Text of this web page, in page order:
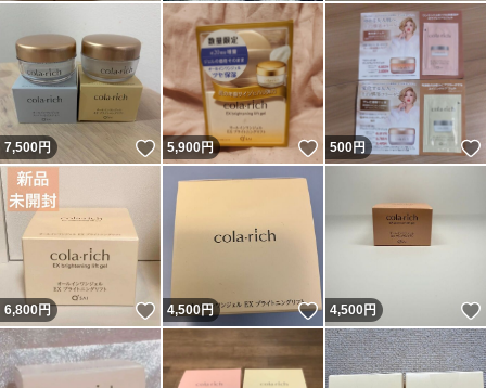
7,500円 いいね！
5,900円 いいね！
500円
6,800円 いいね！
4,500円 いいね！
4,500円